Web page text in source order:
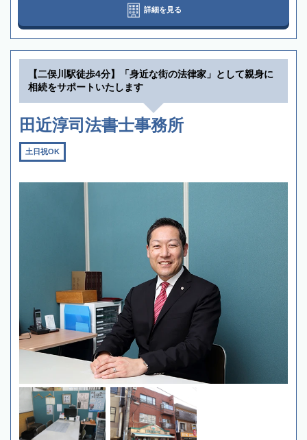
詳細を見る
【二俣川駅徒歩4分】「身近な街の法律家」として親身に
相続をサポートいたします
田近淳司法書士事務所
土日祝OK